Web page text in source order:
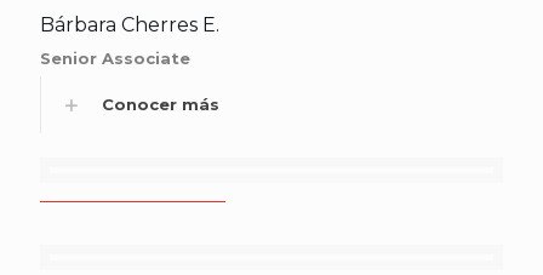
Bárbara Cherres E.
Senior Associate
Conocer más